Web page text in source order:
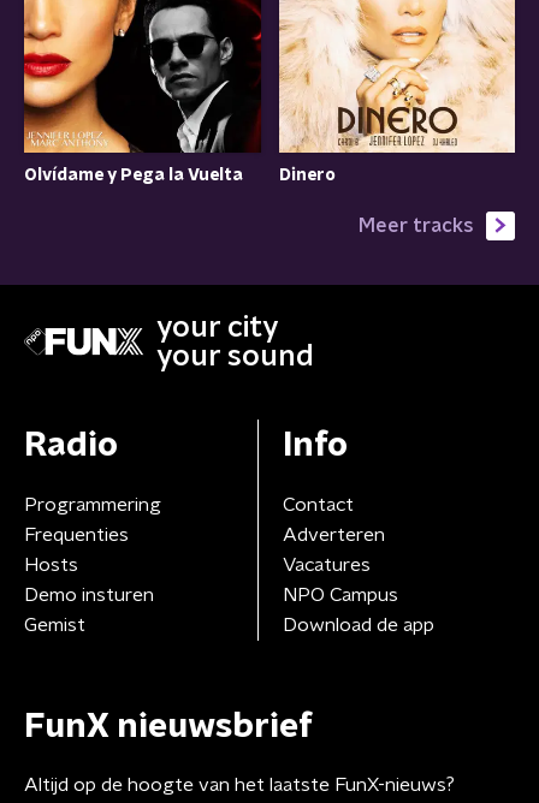
Olvídame y Pega la Vuelta Dinero
Meer tracks
your city
your sound
Radio
Programmering
Frequenties
Hosts
Demo insturen
Gemist
Info
Contact
Adverteren
Vacatures
NPO Campus
Download de app
FunX nieuwsbrief
Altijd op de hoogte van het laatste FunX-nieuws?